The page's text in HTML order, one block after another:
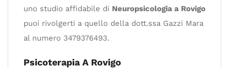
uno studio affidabile di Neuropsicologia a Rovigo
puoi rivolgerti a quello della dott.ssa Gazzi Mara
al numero 3479376493.
Psicoterapia A Rovigo